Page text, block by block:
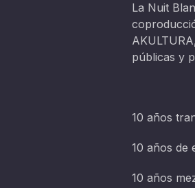
La Nuit
públicas y
10 años
10 años de
10 años